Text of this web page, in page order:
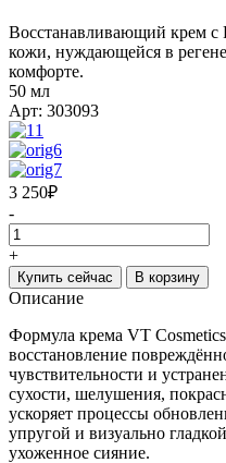
Восстанавливающий крем с
кожи, нуждающейся в
комфорте.
50 мл
Арт: 303093
3 250₽
-
+
Купить сейчас В корзину
Описание
Формула крема VT
восстановление
чувствительности и
сухости, шелушения,
ускоряет процессы
упругой и визуально
ухоженное сияние.